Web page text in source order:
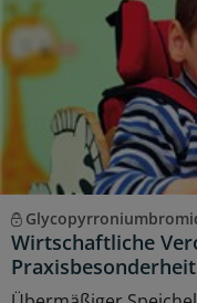
Wirtschaftliche
Praxisbesonderheit